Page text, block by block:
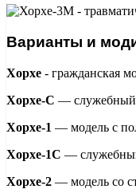
Варианты и
Хорхе - гражданская
Хорхе-С — служебный
Хорхе-1 — модель с
Хорхе-1С —
Хорхе-2 — модель со